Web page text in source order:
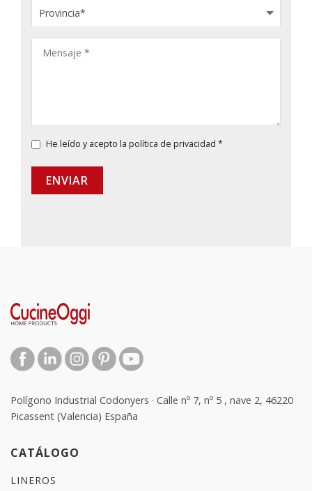
He leído y acepto la política de privacidad *
ENVIAR
Polígono Industrial Codonyers · Calle nº 7, nº 5 , nave 2, 46220
Picassent (Valencia) España
CATÁLOGO
LINEROS